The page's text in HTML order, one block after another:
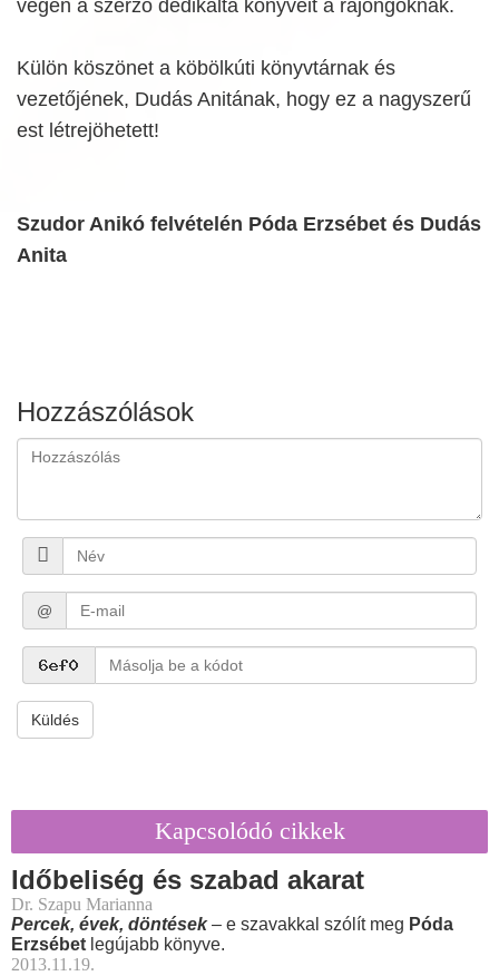
végén a szerző dedikálta könyveit a rajongóknak.
Külön köszönet a köbölkúti könyvtárnak és
vezetőjének, Dudás Anitának, hogy ez a nagyszerű
est létrejöhetett!
Szudor Anikó felvételén Póda Erzsébet és Dudás
Anita
Hozzászólások
@
Küldés
Kapcsolódó cikkek
Időbeliség és szabad akarat
Dr. Szapu Marianna
Percek, évek, döntések– e szavakkal szólít meg Póda
Erzsébet legújabb könyve.
2013.11.19.